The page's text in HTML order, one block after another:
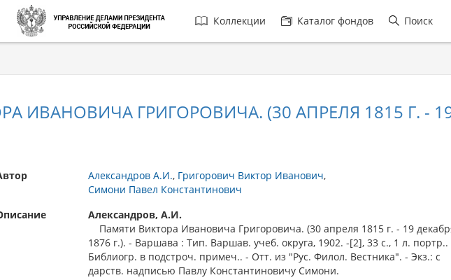
Главная
навигация
Коллекции Каталог фондов Поиск
ИВАНОВИЧА ГРИГОРОВИЧА. (30 АПРЕЛЯ 1815 Г. - 19
Александров А.И. Григорович Виктор Иванович
Симони Павел Константинович
Александров, А.И.
Памяти Виктора Ивановича Григоровича. (30 апреля 1815 г. - 19
1876 г.). - Варшава : Тип. Варшав. учеб. округа, 1902. -[2], 33 с., 1 л. портр..
Библиогр. в подстроч. примеч.. - Отт. из "Рус. Филол. Вестника". - Экз.: с
дарств. надписью Павлу Константиновичу Симони.